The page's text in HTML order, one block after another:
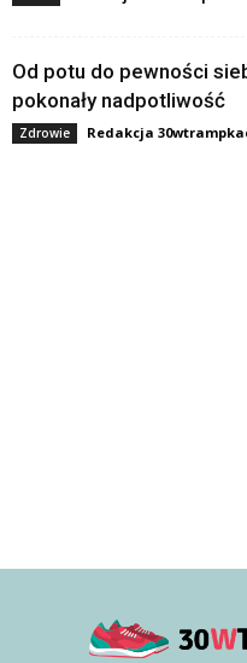
Od potu do pewności
pokonały nadpotliwość
Zdrowie Redakcja